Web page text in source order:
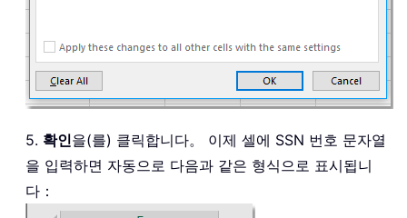
5. 확인을(를) 클릭합니다。 이제 셀에 SSN 번호 문자열
을 입력하면 자동으로 다음과 같은 형식으로 표시됩니
다：